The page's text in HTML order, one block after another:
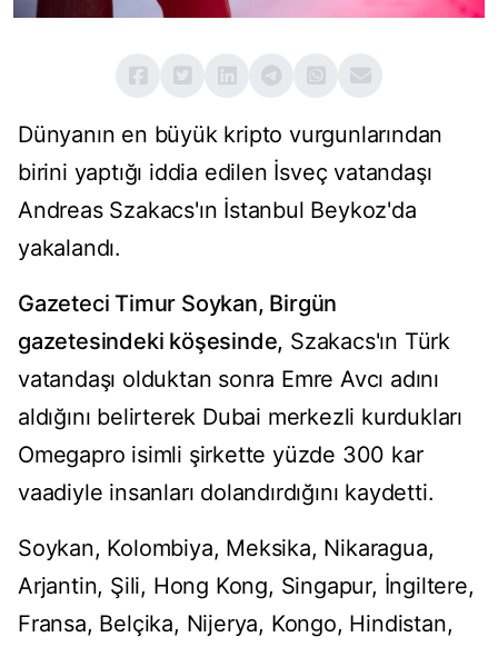
Dünyanın en büyük kripto vurgunlarından
birini yaptığı iddia edilen İsveç vatandaşı
Andreas Szakacs'ın İstanbul Beykoz'da
yakalandı.
Gazeteci Timur Soykan, Birgün
gazetesindeki köşesinde, Szakacs'ın Türk
vatandaşı olduktan sonra Emre Avcı adını
aldığını belirterek Dubai merkezli kurdukları
Omegapro isimli şirkette yüzde 300 kar
vaadiyle insanları dolandırdığını kaydetti.
Soykan, Kolombiya, Meksika, Nikaragua,
Arjantin, Şili, Hong Kong, Singapur, İngiltere,
Fransa, Belçika, Nijerya, Kongo, Hindistan,